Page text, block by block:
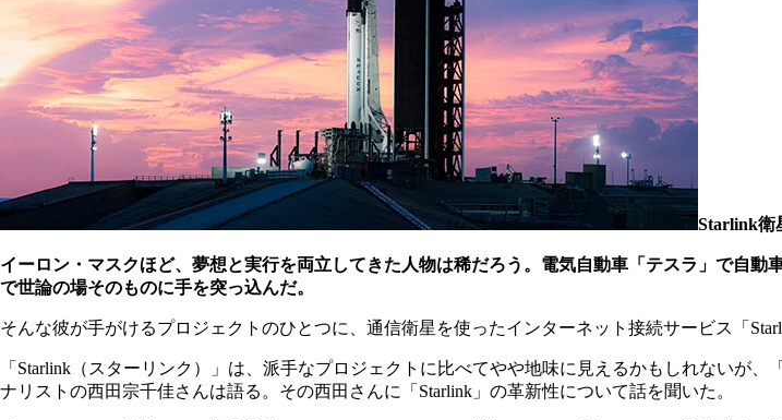
Starlink衛
イーロン・マスクほど、夢想と実行を両立してきた人物は稀だろう。電気自動車「テスラ」で自
で世論の場そのものに手を突っ込んだ。
そんな彼が手がけるプロジェクトのひとつに、通信衛星を使ったインターネット接続サービス「
「Starlink（スターリンク）」は、派手なプロジェクトに比べてやや地味に見えるかもしれないが
ナリストの西田宗千佳さんは語る。その西田さんに「Starlink」の革新性について話を聞いた。